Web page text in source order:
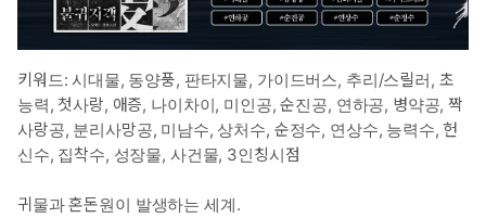
키워드: 시대물, 동양풍, 판타지물, 가이드버스, 추리/스릴러, 초
능력, 첫사랑, 애증, 나이차이, 미인공, 순진공, 연하공, 병약공, 짝
사랑공, 분리사망공, 미남수, 상처수, 순정수, 연상수, 능력수, 헌
신수, 집착수, 성장물, 사건물, 3인칭시점
귀물과 혼돈원이 발생하는 세계.